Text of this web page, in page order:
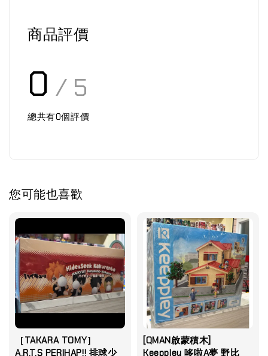
商品評價
0 / 5
總共有0個評價
您可能也喜歡
［TAKARA TOMY］
A.R.T.S PERIHAP!! 排球少
[QMAN啟蒙積木]
Keeppley 哆啦A夢 野比